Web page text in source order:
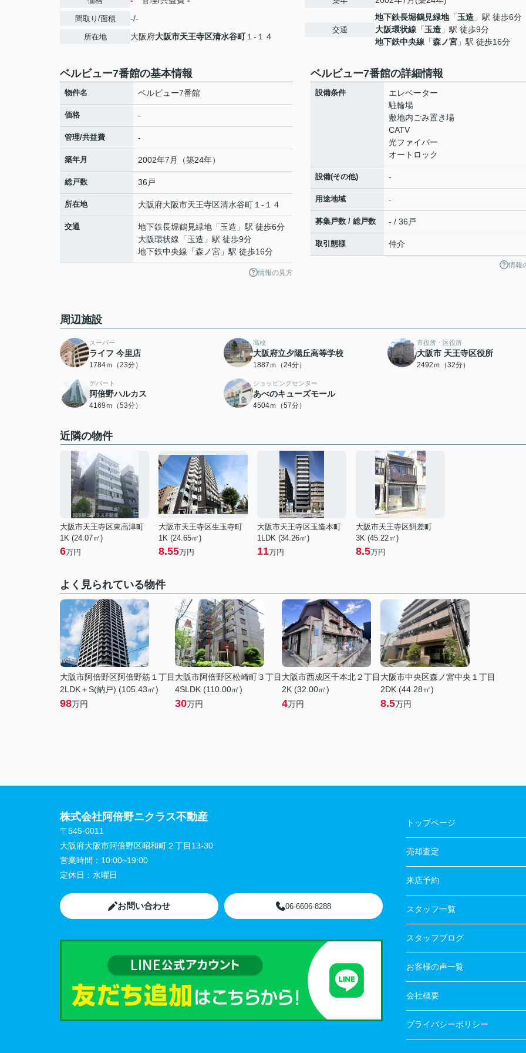
間取り/面積 -/-
所在地 大阪府大阪市天王寺区清水谷町１-１４
交通
地下鉄長堀鶴見緑地「玉造 」駅 徒歩6分
大阪環状線 「玉造 」駅 徒歩9分
地下鉄中央線 「森ノ宮 」駅 徒歩16分
ベルビュー7番館の基本情報
物件名 ベルビュー7番館
価格 -
管理/共益費 -
築年月 2002年7月（築24年）
総戸数 36戸
所在地 大阪府大阪市天王寺区清水谷町 １-１４
交通 地下鉄長堀鶴見緑地 「玉造 」駅 徒歩6分
大阪環状線 「玉造 」駅 徒歩9分
地下鉄中央線 「森ノ宮 」駅 徒歩16分
情報の見方
ベルビュー7番館の詳細情報
設備条件
エレベーター
駐輪場
敷地内ごみ置き場
CATV
光ファイバー
オートロック
設備(その他) -
用途地域 -
募集戸数 / 総戸数 - / 36戸
取引態様 仲介
情報
周辺施設
スーパー
ライフ 今里店
1784ｍ（23分）
高校
大阪府立夕陽丘高等学校
1887ｍ（24分）
市役所・区役所
大阪市 天王寺区役所
2492ｍ（32分）
デパート
阿倍野ハルカス
4169ｍ（53分）
ショッピングセンター
あべのキューズモール
4504ｍ（57分）
近隣の物件
大阪市天王寺区東高津町
1K (24.07㎡)
6万円
大阪市天王寺区生玉寺町
1K (24.65㎡)
8.55万円
大阪市天王寺区玉造本町
1LDK (34.26㎡)
11万円
大阪市天王寺区餌差町
3K (45.22㎡)
8.5万円
よく見られている物件
大阪市阿倍野区阿倍野筋１丁目
2LDK＋S(納戸) (105.43㎡)
98万円
大阪市阿倍野区松崎町３丁目
4SLDK (110.00㎡)
30万円
大阪市西成区千本北２丁目
2K (32.00㎡)
4万円
大阪市中央区森ノ宮中央１丁目
2DK (44.28㎡)
8.5万円
株式会社阿倍野ニクラス不動産
〒545-0011
大阪府大阪市阿倍野区昭和町２丁目13-30
営業時間： 10:00~19:00
定休日： 水曜日
お問い合わせ 06-6606-8288
トップページ
売却査定
来店予約
スタッフ一覧
スタッフブログ
お客様の声一覧
会社概要
プライバシーポリシー